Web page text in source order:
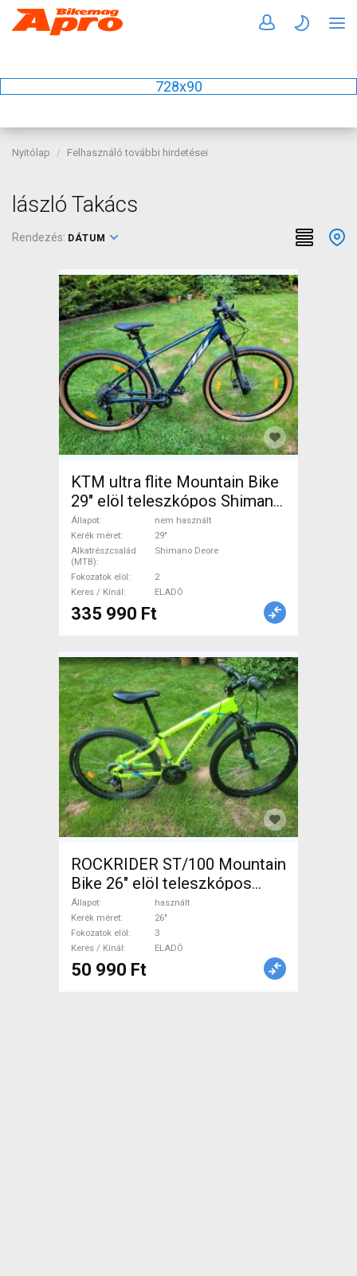
728x90
Nyitólap Felhasználó további hirdetései
lászló Takács
Rendezés: DÁTUM
KTM ultra flite Mountain Bike
29" elöl teleszkópos Shimano
Deore nem használt ELADÓ
Állapot
nem használt
Kerék méret
29"
Alkatrészcsalád
(MTB)
Shimano Deore
Fokozatok elöl
2
Keres / Kínál
ELADÓ
335 990 Ft
ROCKRIDER ST/100 Mountain
Bike 26" elöl teleszkópos
használt ELADÓ
Állapot
használt
Kerék méret
26"
Fokozatok elöl
3
Keres / Kínál
ELADÓ
50 990 Ft